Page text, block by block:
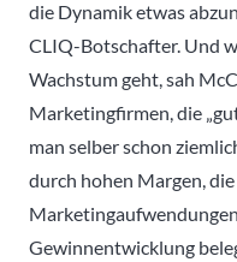
die Dynamik etwas
CLIQ-Botschafter. Und
Wachstum geht, sah
Marketingfirmen, die
man selber schon
durch hohen Margen,
Gewinnentwicklung